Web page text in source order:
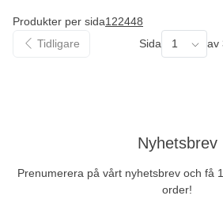
Produkter per sida122448
Tidligare
Sida 1 av
Nyhetsbrev
Prenumerera på vårt nyhetsbrev och få
order!